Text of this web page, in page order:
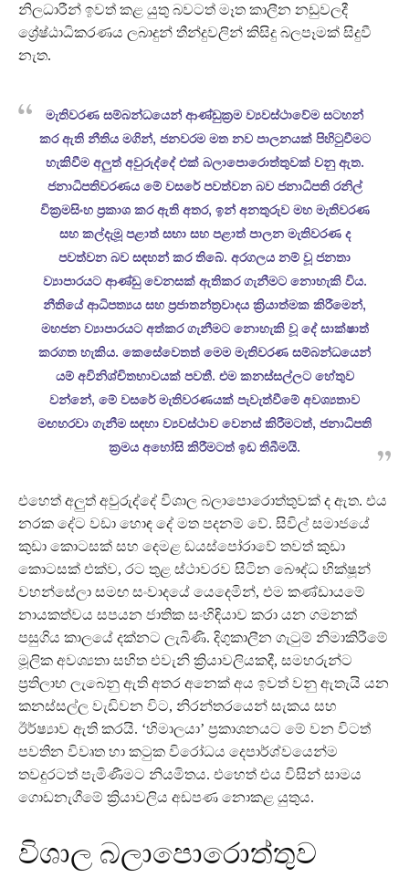
නිලධාරීන් ඉවත් කළ යුතු බවටත් මෑත කාලීන නඩුවලදී
ශ්‍රේෂ්ඨාධිකරණය ලබාදුන් තීන්දුවලින් කිසිදු බලපෑමක් සිදුවී
නැත.
මැතිවරණ සම්බන්ධයෙන් ආණ්ඩුක්‍රම ව්‍යවස්ථාවේම සටහන්
කර ඇති නීතිය මගින්, ජනවරම මත නව පාලනයක් පිහිටුවීමට
හැකිවීම අලුත් අවුරුද්දේ එක් බලාපොරොත්තුවක් වනු ඇත.
ජනාධිපතිවරණය මේ වසරේ පවත්වන බව ජනාධිපති රනිල්
වික්‍රමසිංහ ප්‍රකාශ කර ඇති අතර, ඉන් අනතුරුව මහ මැතිවරණ
සහ කල්දැමූ පළාත් සභා සහ පළාත් පාලන මැතිවරණ ද
පවත්වන බව සඳහන් කර තිබේ. අරගලය නම් වූ ජනතා
ව්‍යාපාරයට ආණ්ඩු වෙනසක් ඇතිකර ගැනීමට නොහැකි විය.
නීතියේ ආධිපත්‍යය සහ ප්‍රජාතන්ත්‍රවාදය ක්‍රියාත්මක කිරීමෙන්,
මහජන ව්‍යාපාරයට අත්කර ගැනීමට නොහැකි වූ දේ සාක්ෂාත්
කරගත හැකිය. කෙසේවෙතත් මෙම මැතිවරණ සම්බන්ධයෙන්
යම් අවිනිශ්චිතභාවයක් පවතී. එම කනස්සල්ලට හේතුව
වන්නේ, මේ වසරේ මැතිවරණයක් පැවැත්වීමේ අවශ්‍යතාව
මඟහරවා ගැනීම සඳහා ව්‍යවස්ථාව වෙනස් කිරීමටත්, ජනාධිපති
ක්‍රමය අහෝසි කිරීමටත් ඉඩ තිබීමයි.
එහෙත් අලුත් අවුරුද්දේ විශාල බලාපොරොත්තුවක් ද ඇත. එය
නරක දේට වඩා හොඳ දේ මත පදනම් වේ. සිවිල් සමාජයේ
කුඩා කොටසක් සහ දෙමළ ඩයස්පෝරාවේ තවත් කුඩා
කොටසක් එක්ව, රට තුළ ස්ථාවරව සිටින බෞද්ධ භික්ෂූන්
වහන්සේලා සමඟ සංවාදයේ යෙදෙමින්, එම කණ්ඩායමේ
නායකත්වය සපයන ජාතික සංහිඳියාව කරා යන ගමනක්
පසුගිය කාලයේ දක්නට ලැබිණි. දිගුකාලීන ගැටුම් නිමාකිරීමේ
මූලික අවශ්‍යතා සහිත එවැනි ක්‍රියාවලියකදී, සමහරුන්ට
ප්‍රතිලාභ ලැබෙනු ඇති අතර අනෙක් අය ඉවත් වනු ඇතැයි යන
කනස්සල්ල වැඩිවන විට, නිරන්තරයෙන් සැකය සහ
ඊර්ෂ්‍යාව ඇති කරයි. ‘හිමාලයා’ ප්‍රකාශනයට මේ වන විටත්
පවතින විවෘත හා කටුක විරෝධය දෙපාර්ශ්වයෙන්ම
තවදුරටත් පැමිණීමට නියමිතය. එහෙත් එය විසින් සාමය
ගොඩනැගීමේ ක්‍රියාවලිය අඩපණ නොකළ යුතුය.
විශාල බලාපොරොත්තුව